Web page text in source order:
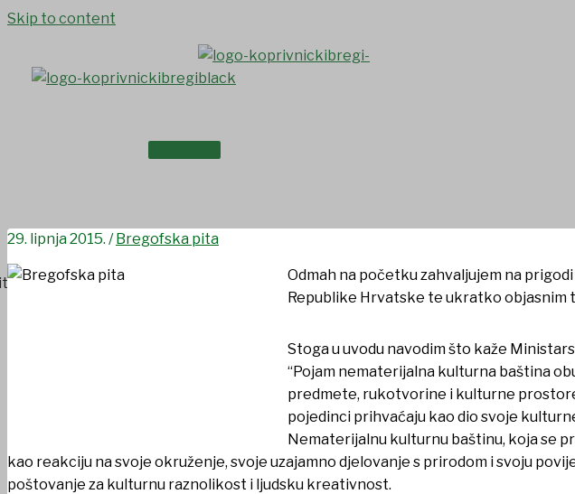
Skip to content
Kako smo zaštitili našu bregofsku pitu
29. lipnja 2015. /Bregofska pita
Odmah na početku zahvaljujem na
Republike Hrvatske te ukratko objasnim
Stoga u uvodu navodim što kaže
“Pojam nematerijalna kulturna baština
predmete, rukotvorine i kulturne
pojedinci prihvaćaju kao dio svoje
Nematerijalnu kulturnu baštinu, koja se
kao reakciju na svoje okruženje, svoje uzajamno djelovanje s prirodom i svoju
poštovanje za kulturnu raznolikost i ljudsku kreativnost.